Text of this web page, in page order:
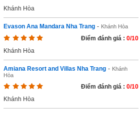
Khánh Hòa
Evason Ana Mandara Nha Trang - Khánh Hòa
Điểm đánh giá : 0/10
Khánh Hòa
Amiana Resort and Villas Nha Trang - Khánh
Hòa
Điểm đánh giá : 0/10
Khánh Hòa